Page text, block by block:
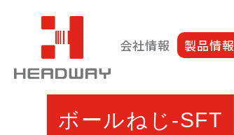
会社情報 製品情報
ボールねじ-SFT